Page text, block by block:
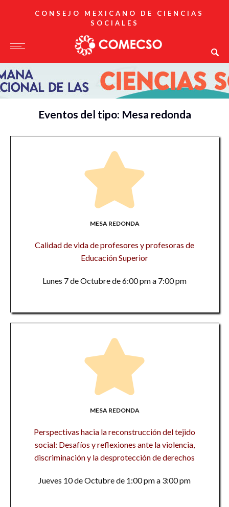
CONSEJO MEXICANO DE CIENCIAS
SOCIALES
Eventos del tipo: Mesa redonda
MESA REDONDA
Calidad de vida de profesores y profesoras de
Educación Superior
Lunes 7 de Octubre de 6:00 pm a 7:00 pm
MESA REDONDA
Perspectivas hacia la reconstrucción del tejido
social: Desafíos y reflexiones ante la violencia,
discriminación y la desprotección de derechos
Jueves 10 de Octubre de 1:00 pm a 3:00 pm